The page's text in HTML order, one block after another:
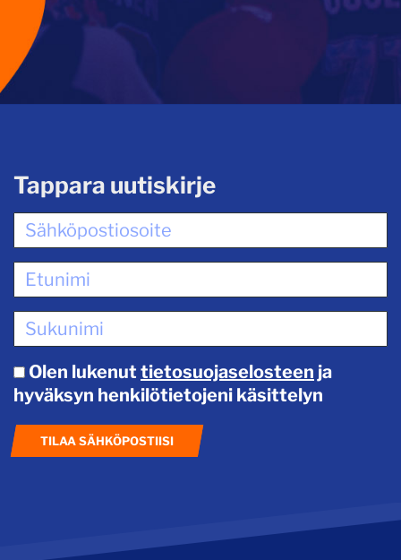
Tappara uutiskirje
Olen lukenut tietosuojaselosteen ja
hyväksyn henkilötietojeni käsittelyn
TILAA SÄHKÖPOSTIISI